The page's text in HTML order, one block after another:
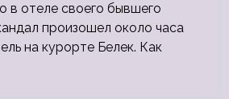
в отеле своего бывшего
произошел около часа
на курорте Белек. Как